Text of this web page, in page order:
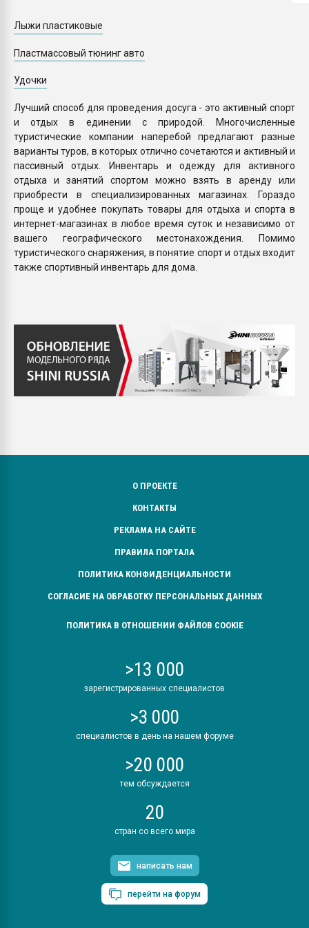
Лыжи пластиковые
Пластмассовый тюнинг авто
Удочки
Лучший способ для проведения досуга - это активный спорт
и отдых в единении с природой. Многочисленные
туристические компании наперебой предлагают разные
варианты туров, в которых отлично сочетаются и активный и
пассивный отдых. Инвентарь и одежду для активного
отдыха и занятий спортом можно взять в аренду или
приобрести в специализированных магазинах. Гораздо
проще и удобнее покупать товары для отдыха и спорта в
интернет-магазинах в любое время суток и независимо от
вашего географического местонахождения. Помимо
туристического снаряжения, в понятие спорт и отдых входит
также спортивный инвентарь для дома.
О ПРОЕКТЕ
КОНТАКТЫ
РЕКЛАМА НА САЙТЕ
ПРАВИЛА ПОРТАЛА
ПОЛИТИКА КОНФИДЕНЦИАЛЬНОСТИ
СОГЛАСИЕ НА ОБРАБОТКУ ПЕРСОНАЛЬНЫХ ДАННЫХ
ПОЛИТИКА В ОТНОШЕНИИ ФАЙЛОВ COOKIE
>13 000
зарегистрированных специалистов
>3 000
специалистов в день на нашем форуме
>20 000
тем обсуждается
20
стран со всего мира
написать нам
перейти на форум